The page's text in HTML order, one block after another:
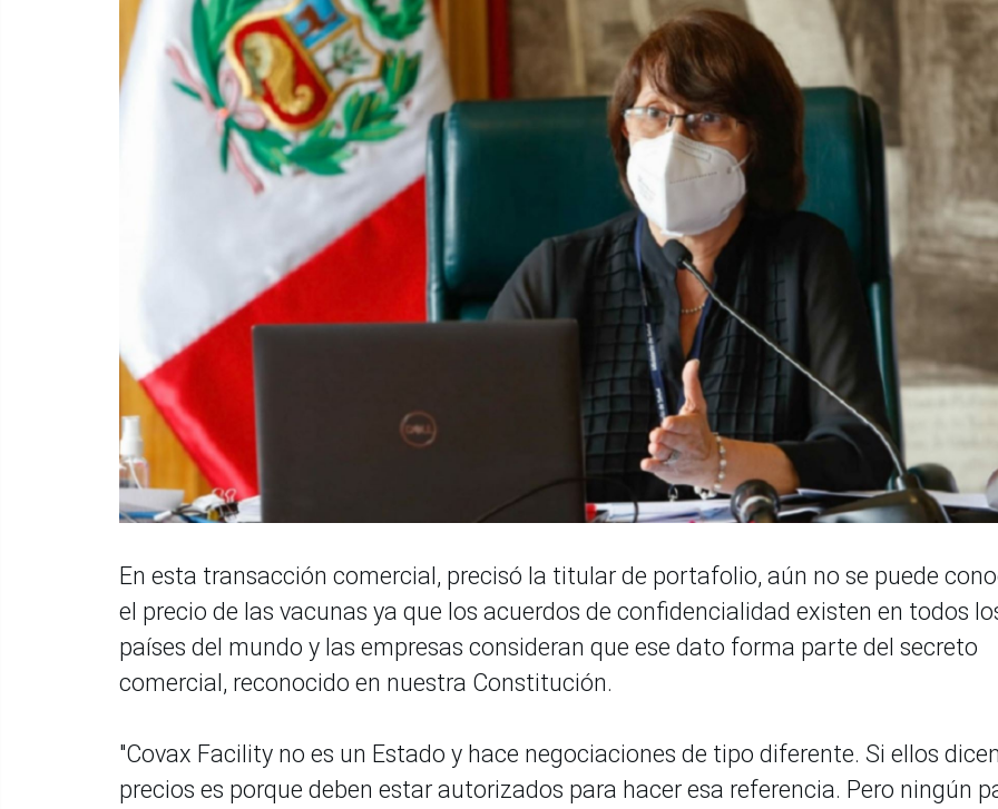
En esta transacción comercial, precisó la titular de portafolio, aún no se puede
el precio de las vacunas ya que los acuerdos de confidencialidad existen en todos
países del mundo y las empresas consideran que ese dato forma parte del secreto
comercial, reconocido en nuestra Constitución.
"Covax Facility no es un Estado y hace negociaciones de tipo diferente. Si ellos
precios es porque deben estar autorizados para hacer esa referencia. Pero ningún